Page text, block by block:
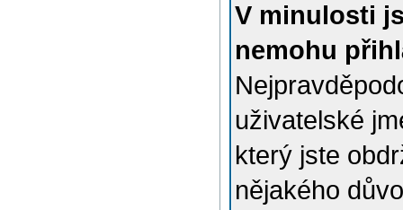
V minulosti
nemohu
uživatelské
který jste
nějakého